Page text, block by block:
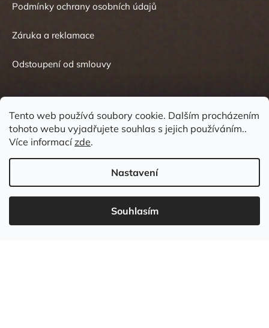
Tento web používá soubory cookie. Dalším procházením
tohoto webu vyjadřujete souhlas s jejich používáním..
Více informacízde.
Nastavení
Souhlasím
Podmínky ochrany osobních údajů
Záruka a reklamace
Odstoupení od smlouvy
Kontakt